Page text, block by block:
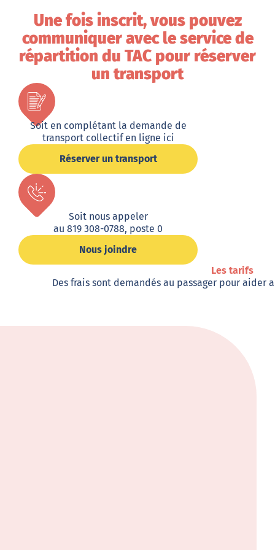
Une fois inscrit, vous pouvez
communiquer avec le service de
répartition du TAC pour réserver
un transport
Soit en complétant la demande de
transport collectif en ligne ici
Réserver un transport
Soit nous appeler
au 819 308-0788, poste 0
Nous joindre
Les tarifs
Des frais sont demandés au passager pour aider